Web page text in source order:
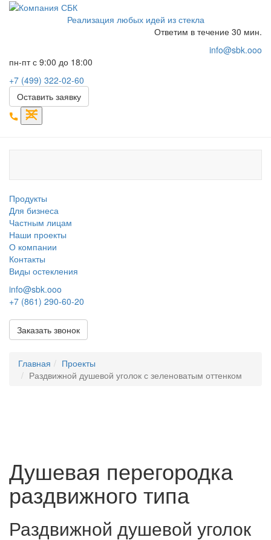
Реализация любых идей из стекла
Ответим в течение 30 мин.
info@sbk.ooo
пн-пт с 9:00 до 18:00
+7 (499) 322-02-60
Оставить заявку
Продукты
Для бизнеса
Частным лицам
Наши проекты
О компании
Контакты
Виды остекления
info@sbk.ooo
+7 (861) 290-60-20
Заказать звонок
Главная
Проекты
Раздвижной душевой уголок с зеленоватым оттенком
Душевая перегородка
раздвижного типа
Раздвижной душевой уголок